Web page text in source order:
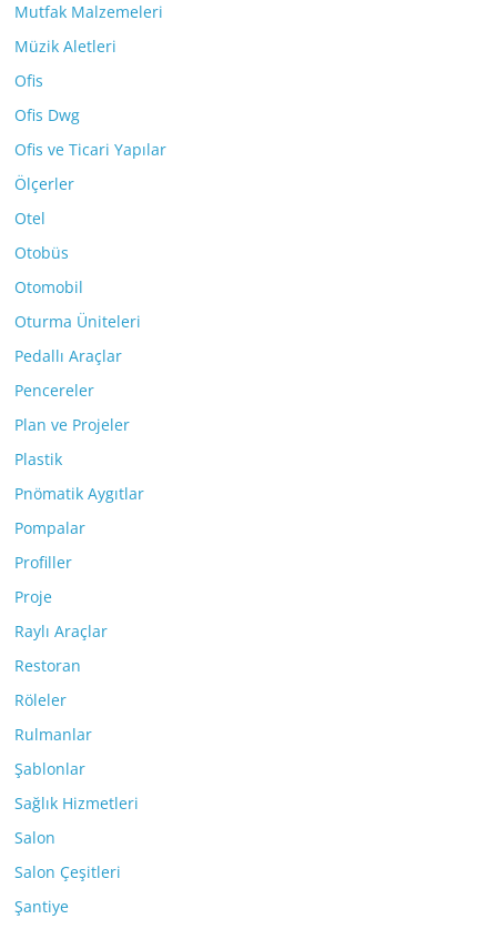
Mutfak Malzemeleri
Müzik Aletleri
Ofis
Ofis Dwg
Ofis ve Ticari Yapılar
Ölçerler
Otel
Otobüs
Otomobil
Oturma Üniteleri
Pedallı Araçlar
Pencereler
Plan ve Projeler
Plastik
Pnömatik Aygıtlar
Pompalar
Profiller
Proje
Raylı Araçlar
Restoran
Röleler
Rulmanlar
Şablonlar
Sağlık Hizmetleri
Salon
Salon Çeşitleri
Şantiye